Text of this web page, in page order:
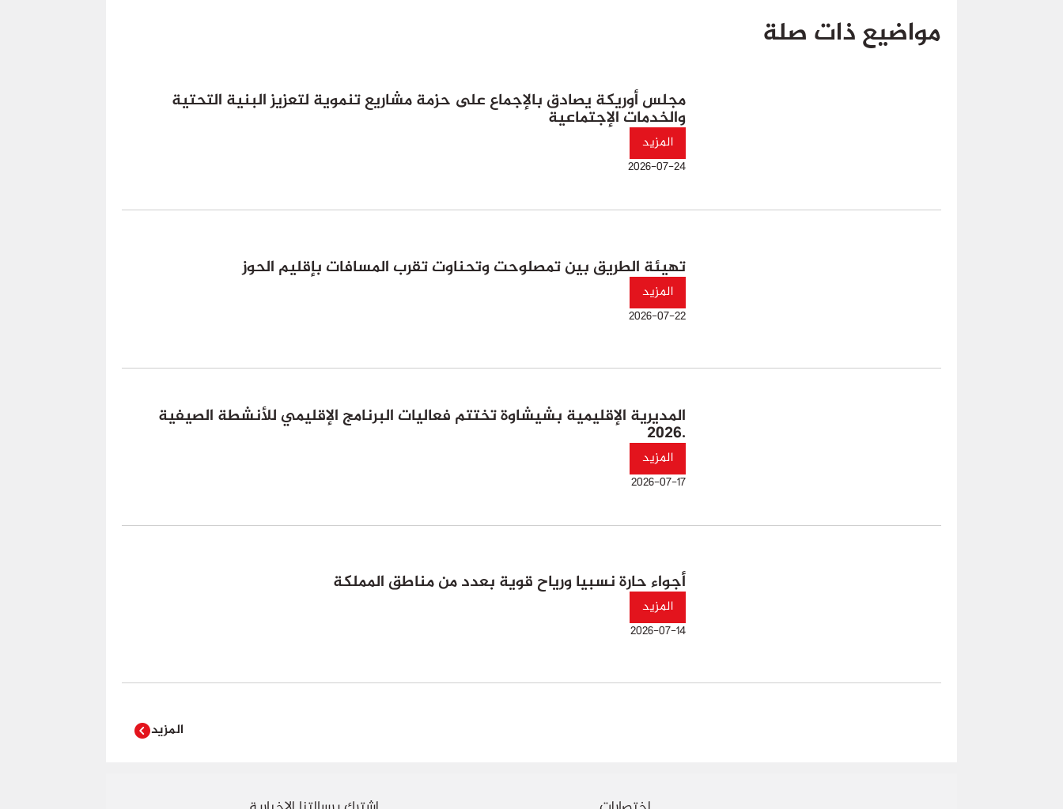
مواضيع ذات صلة
مجلس أوريكة يصادق بالإجماع على حزمة مشاريع تنموية لتعزيز البنية التحتية
والخدمات الإجتماعية
المزيد
2026-07-24
تهيئة الطريق بين تمصلوحت وتحناوت تقرب المسافات بإقليم الحوز
المزيد
2026-07-22
المديرية الإقليمية بشيشاوة تختتم فعاليات البرنامج الإقليمي للأنشطة الصيفية
2026.
المزيد
2026-07-17
أجواء حارة نسبيا ورياح قوية بعدد من مناطق المملكة
المزيد
2026-07-14
المزيد